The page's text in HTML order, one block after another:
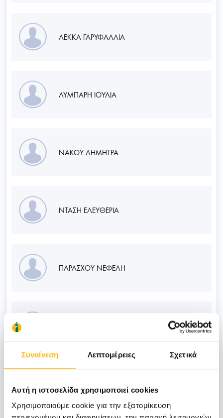
Συναίνεση Λεπτομέρειες Σχετικά
Αυτή η ιστοσελίδα χρησιμοποιεί cookies
Χρησιμοποιούμε cookie για την εξατομίκευση
ΛΕΚΚΑ ΓΑΡΥΦΑΛΛΙΑ
ΛΥΜΠΑΡΗ ΙΟΥΛΙΑ
ΝΑΚΟΥ ΔΗΜΗΤΡΑ
ΝΤΑΣΗ ΕΛΕΥΘΕΡΙΑ
ΠΑΡΑΣΧΟΥ ΝΕΦΕΛΗ